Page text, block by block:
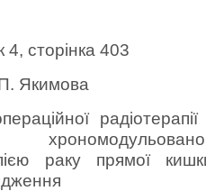
сторінка 403
Якимова
раку прямої